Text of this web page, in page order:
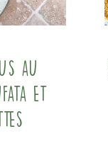
au
et